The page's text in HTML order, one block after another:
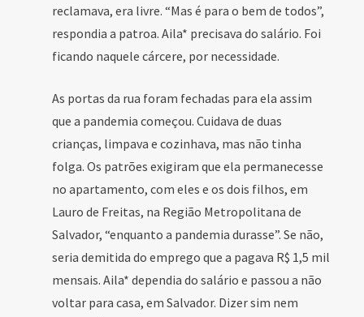
reclamava, era livre. “Mas é para o bem de todos”,
respondia a patroa. Aila* precisava do salário. Foi
ficando naquele cárcere, por necessidade.
As portas da rua foram fechadas para ela assim
que a pandemia começou. Cuidava de duas
crianças, limpava e cozinhava, mas não tinha
folga. Os patrões exigiram que ela permanecesse
no apartamento, com eles e os dois filhos, em
Lauro de Freitas, na Região Metropolitana de
Salvador, “enquanto a pandemia durasse”. Se não,
seria demitida do emprego que a pagava R$ 1,5 mil
mensais. Aila* dependia do salário e passou a não
voltar para casa, em Salvador. Dizer sim nem